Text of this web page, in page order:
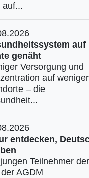
auf...
auf
genäht
Versorgung und
auf weniger
– die
entdecken,
Teilnehmer der
AGDM